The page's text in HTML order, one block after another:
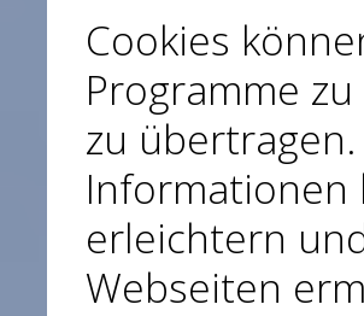
Cookies
Programme
zu
Informationen
erleichtern
Webseiten